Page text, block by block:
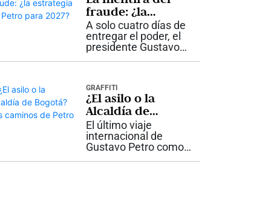
fraude: ¿la
estrategia de
Petro para 2027?
A solo cuatro días de
entregar el poder, el
presidente Gustavo
Petro volvió a insistir
presidenciales. Lo
hizo nuevamente sin
presentar pruebas
concluyentes y...
GRAFFITI
¿El asilo o la
Alcaldía de
Bogotá? Los
caminos de Petro
El último viaje
internacional de
Gustavo Petro como